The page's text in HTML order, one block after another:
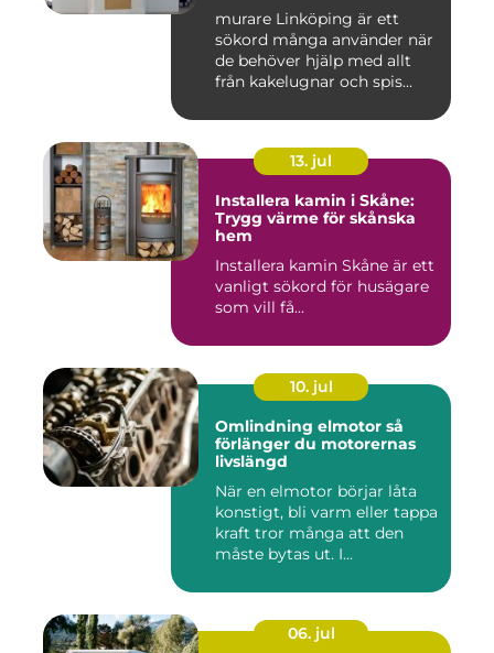
murare Linköping är ett
sökord många använder när
de behöver hjälp med allt
från kakelugnar och spis...
13. jul
Installera kamin i Skåne:
Trygg värme för skånska
hem
Installera kamin Skåne är ett
vanligt sökord för husägare
som vill få...
10. jul
Omlindning elmotor så
förlänger du motorernas
livslängd
När en elmotor börjar låta
konstigt, bli varm eller tappa
kraft tror många att den
måste bytas ut. I...
06. jul